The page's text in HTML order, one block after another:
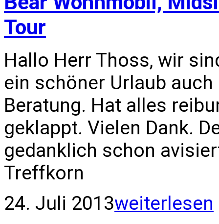
Tour
Hallo Herr Thoss, wir
ein schöner Urlaub
Beratung. Hat alles
geklappt. Vielen Dank.
gedanklich schon
Treffkorn
24. Juli 2013weiterlesen